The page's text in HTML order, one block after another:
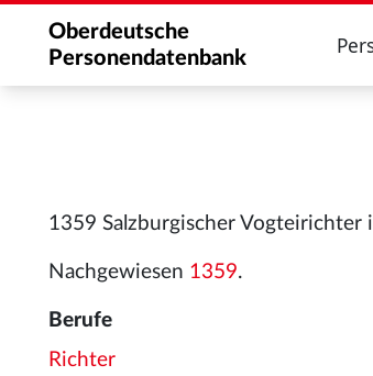
Oberdeutsche
Personendatenbank
1359 Salzburgischer Vogteirichter
Nachgewiesen 1359.
Berufe
Richter